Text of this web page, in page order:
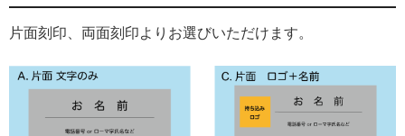
片面刻印、両面刻印よりお選びいただけます。